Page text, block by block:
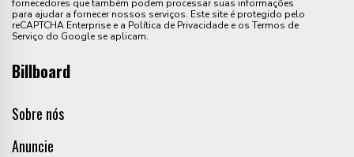
fornecedores que também podem processar suas informações
para ajudar a fornecer nossos serviços. Este site é protegido pelo
reCAPTCHA Enterprise e a Política de Privacidade e os Termos de
Serviço do Google se aplicam.
Billboard
Sobre nós
Anuncie